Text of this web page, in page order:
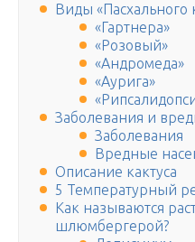
Виды «Пасхального
«Гартнера»
«Розовый»
«Андромеда»
«Аурига»
Заболевания и
Заболевания
Вредные
Описание кактуса
5 Температурный
Как называются
шлюмбергерой?